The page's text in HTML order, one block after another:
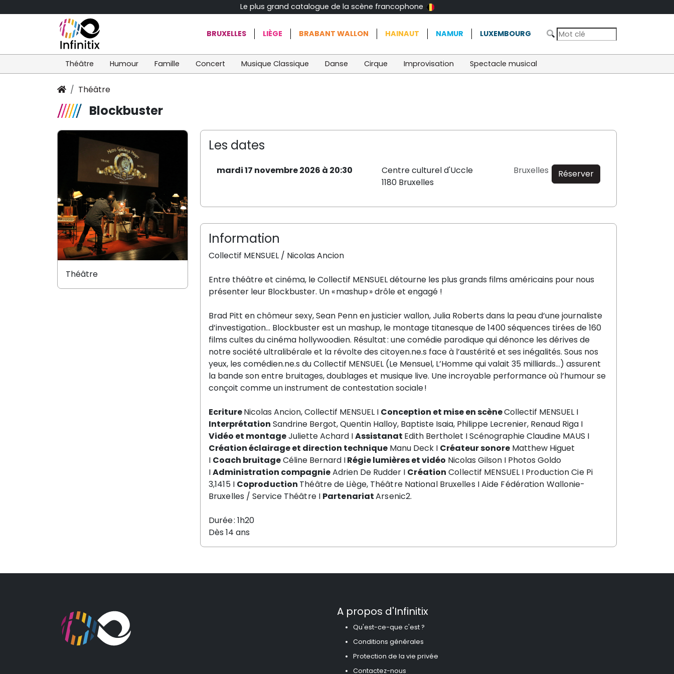
Le plus grand catalogue de la scène francophone
BRUXELLES LIÈGE BRABANT WALLON HAINAUT NAMUR LUXEMBOURG
Théâtre Humour Famille Concert Musique Classique Danse Cirque Improvisation Spectacle musical
Théâtre
Blockbuster
Les dates
mardi 17 novembre 2026 à 20:30
Centre culturel d'Uccle
1180 Bruxelles
Bruxelles Réserver
Information
Collectif MENSUEL / Nicolas Ancion
Entre théâtre et cinéma, le Collectif MENSUEL détourne les plus grands films américains pour nous
présenter leur Blockbuster. Un « mashup » drôle et engagé !
Brad Pitt en chômeur sexy, Sean Penn en justicier wallon, Julia Roberts dans la peau d’une journaliste
d’investigation… Blockbusterest un mashup, le montage titanesquede 1400 séquences tirées de 160
films cultes du cinéma hollywoodien. Résultat : une comédie parodique qui dénonce les dérives de
notre société ultralibérale et la révoltedes citoyen.ne.s face à l’austérité et ses inégalités. Sous nos
yeux, les comédien.ne.s duCollectif MENSUEL (Le Mensuel, L’Homme qui valait 35 milliards…) assurent
la bande son entre bruitages, doublages et musique live. Uneincroyable performance où l’humour se
conçoit comme un instrument de contestation sociale !
EcritureNicolas Ancion,Collectif MENSUEL I Conception et mise en scèneCollectif MENSUEL I
Interprétation Sandrine Bergot,Quentin Halloy, Baptiste Isaia, Philippe Lecrenier, Renaud Riga I
Vidéo et montageJuliette Achard IAssistanat Edith Bertholet IScénographieClaudine MAUS I
Création éclairage et direction technique Manu Deck I Créateur sonore Matthew Higuet
I Coach bruitageCéline Bernard IRégielumièresetvidéo Nicolas Gilson I Photos Goldo
IAdministration compagnieAdrien De Rudder I Création Collectif MENSUEL I ProductionCie Pi
3,1415I Coproduction Théâtre de Liège, Théâtre National Bruxelles IAide Fédération Wallonie-
Bruxelles / Service Théâtre I PartenariatArsenic2.
Durée : 1h20
Dès 14 ans
Théâtre
A propos d'Infinitix
Qu'est-ce-que c'est ?
Conditions générales
Protection de la vie privée
Contactez-nous